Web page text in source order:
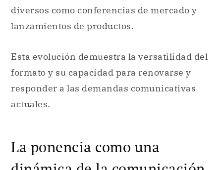
diversos como conferencias de mercado y
lanzamientos de productos.
Esta evolución demuestra la versatilidad del
formato y su capacidad para renovarse y
responder a las demandas comunicativas
actuales.
La ponencia como una